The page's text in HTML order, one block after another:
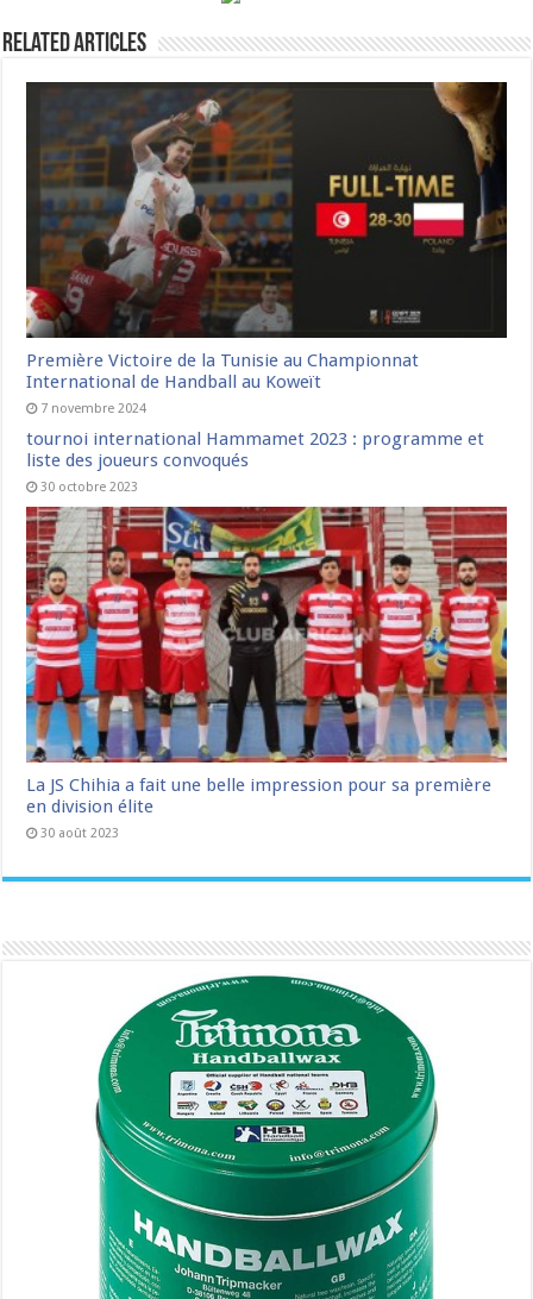
Related Articles
Première Victoire de la Tunisie au Championnat
International de Handball au Koweït
7 novembre 2024
tournoi international Hammamet 2023 : programme et
liste des joueurs convoqués
30 octobre 2023
La JS Chihia a fait une belle impression pour sa première
en division élite
30 août 2023